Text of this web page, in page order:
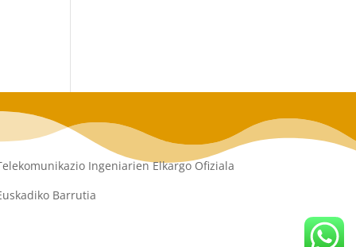
Ingeniarien Elkargo Ofiziala
Barrutia